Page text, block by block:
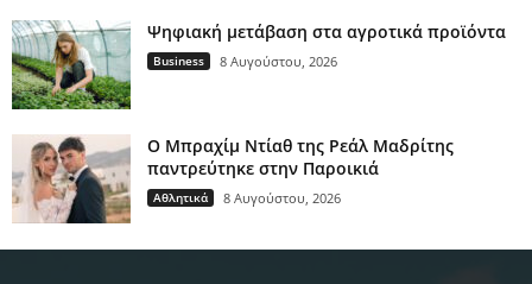
Ψηφιακή μετάβαση στα αγροτικά προϊόντα
Business 8 Αυγούστου, 2026
Ο Μπραχίμ Ντίαθ της Ρεάλ Μαδρίτης
παντρεύτηκε στην Παροικιά
Αθλητικά 8 Αυγούστου, 2026